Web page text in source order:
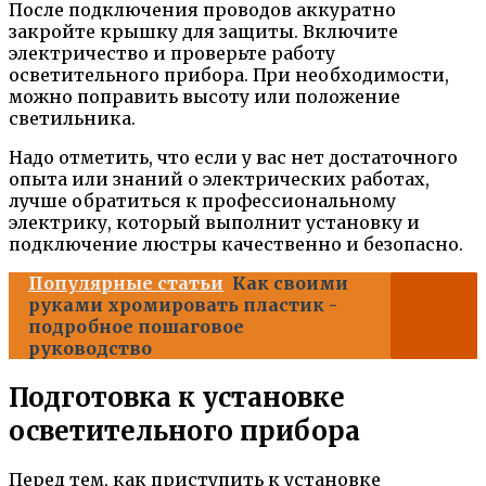
После подключения проводов аккуратно
закройте крышку для защиты. Включите
электричество и проверьте работу
осветительного прибора. При необходимости,
можно поправить высоту или положение
светильника.
Надо отметить, что если у вас нет достаточного
опыта или знаний о электрических работах,
лучше обратиться к профессиональному
электрику, который выполнит установку и
подключение люстры качественно и безопасно.
Популярные статьи Как своими
руками хромировать пластик -
подробное пошаговое
руководство
Подготовка к установке
осветительного прибора
Перед тем, как приступить к установке